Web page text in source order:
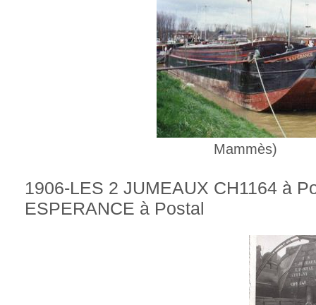
Mammès)
1906-LES 2 JUMEAUX CH1164 à
ESPERANCE à Postal